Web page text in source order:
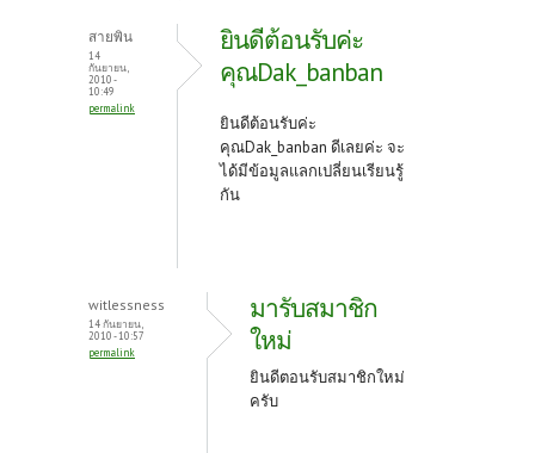
สายพิน
14
กันยายน,
2010 -
10:49
permalink
ยินดีต้อนรับค่ะ
คุณDak_banban
ยินดีต้อนรับค่ะ
คุณDak_banban ดีเลยค่ะ จะ
ได้มีข้อมูลแลกเปลี่ยนเรียนรู้
กัน
witlessness
14 กันยายน,
2010 - 10:57
permalink
มารับสมาชิก
ใหม่
ยินดีตอนรับสมาชิกใหม่
ครับ